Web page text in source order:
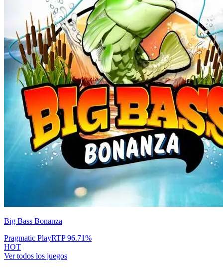
Big Bass Bonanza
Pragmatic PlayRTP96.71%
HOT
Ver todos los juegos